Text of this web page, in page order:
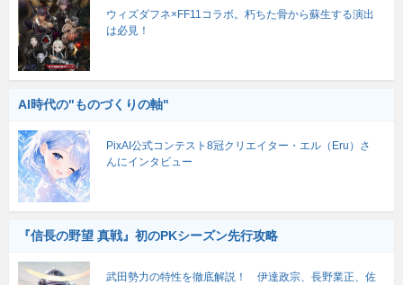
ウィズダフネ×FF11コラボ。朽ちた骨から蘇生する演出
は必見！
AI時代の"ものづくりの軸"
PixAI公式コンテスト8冠クリエイター・エル（Eru）さ
んにインタビュー
『信長の野望 真戦』初のPKシーズン先行攻略
武田勢力の特性を徹底解説！ 伊達政宗、長野業正、佐